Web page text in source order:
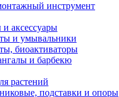
инструмент
аксессуары
и умывальники
биоактиваторы
и барбекю
растений
подставки и опоры